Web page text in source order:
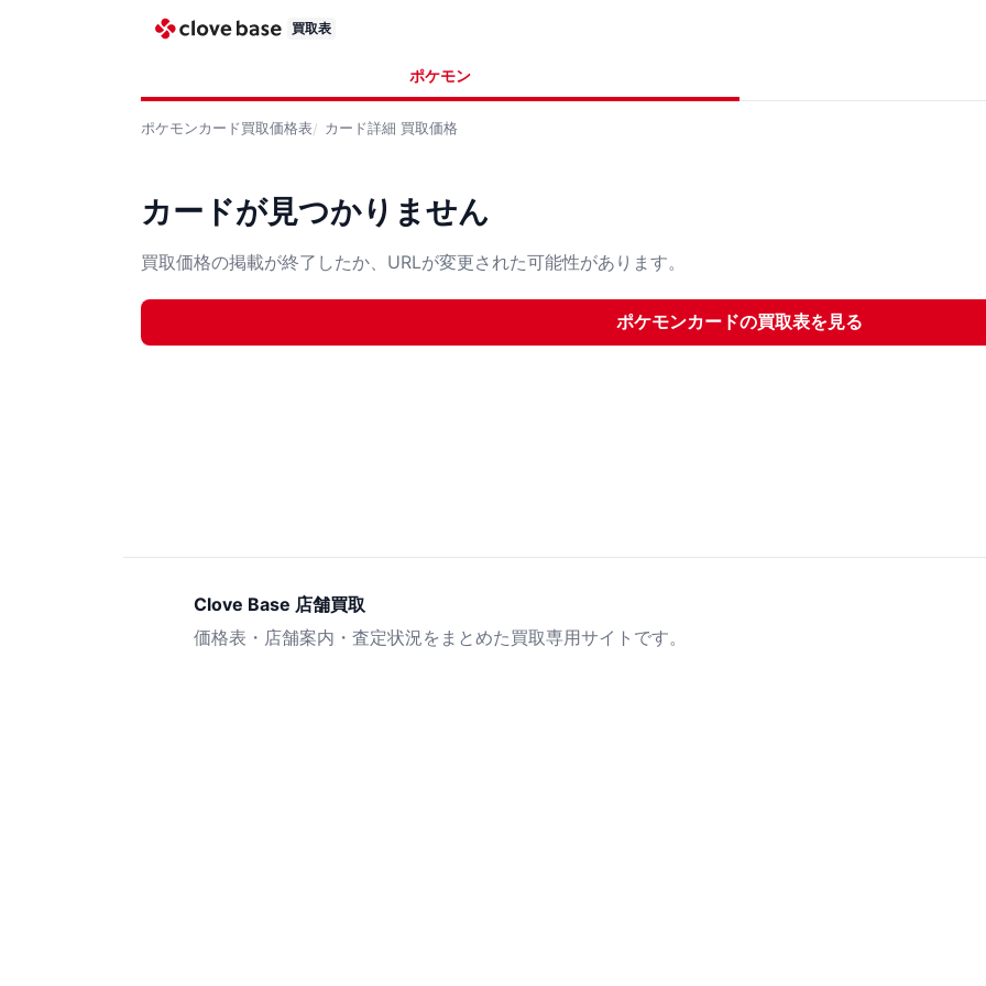
買取表
ポケモン
ポケモンカード買取価格表 カード詳細 買取価格
カードが見つかりません
買取価格の掲載が終了したか、URLが変更された可能性があります。
ポケモンカードの買取表を見る
Clove Base 店舗買取
価格表・店舗案内・査定状況をまとめた買取専用サイトです。